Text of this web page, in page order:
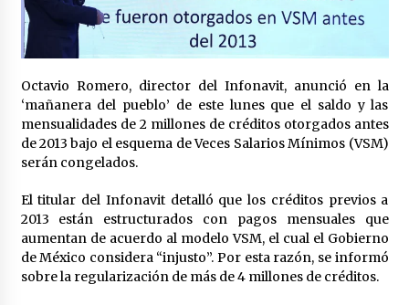
Laura Itzel Castillo será la nueva secretaria de
las Mujeres, anuncia Sheinbaum
2 meses atrás
Sheinbaum descarta reunión entre CNTE y
Segob: «ya dimos nuestras propuestas»
2 meses atrás
políticos mexicanos que protegen al narco”
2 meses atrás
Trump anuncia acuerdo con Irán y el fin de
operaciones militares entre ambos países
Octavio Romero, director del Infonavit, anunció en la
‘mañanera del pueblo’ de este lunes que el saldo y las
mensualidades de 2 millones de créditos otorgados antes
de 2013 bajo el esquema de Veces Salarios Mínimos (VSM)
serán congelados.
El titular del Infonavit detalló que los créditos previos a
2013 están estructurados con pagos mensuales que
aumentan de acuerdo al modelo VSM, el cual el Gobierno
de México considera “injusto”. Por esta razón, se informó
sobre la regularización de más de 4 millones de créditos.